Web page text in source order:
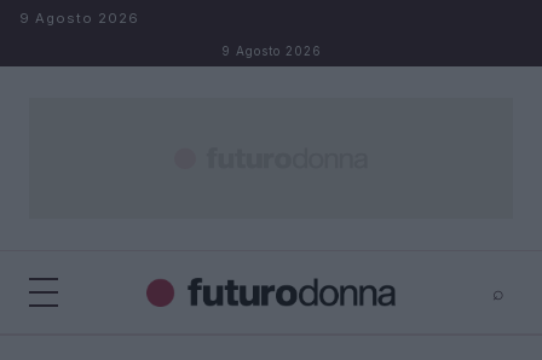
Salta al contenuto
9 Agosto 2026
9 Agosto 2026
⌕